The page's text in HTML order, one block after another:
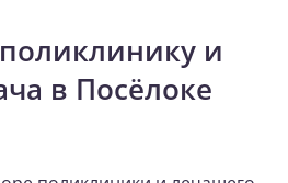
и
в Посёлоке